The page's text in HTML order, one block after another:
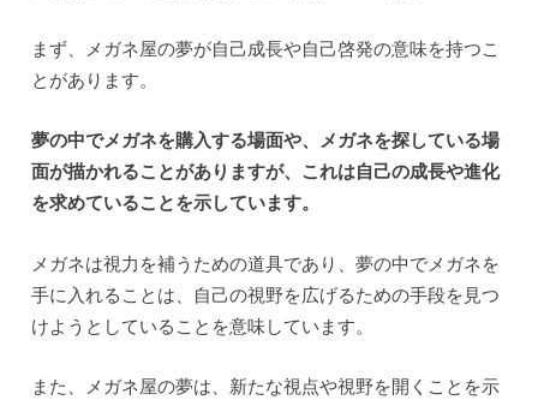
まず、メガネ屋の夢が自己成長や自己啓発の意味を持つこ
とがあります。
夢の中でメガネを購入する場面や、メガネを探している場
面が描かれることがありますが、これは自己の成長や進化
を求めていることを示しています。
メガネは視力を補うための道具であり、夢の中でメガネを
手に入れることは、自己の視野を広げるための手段を見つ
けようとしていることを意味しています。
また、メガネ屋の夢は、新たな視点や視野を開くことを示